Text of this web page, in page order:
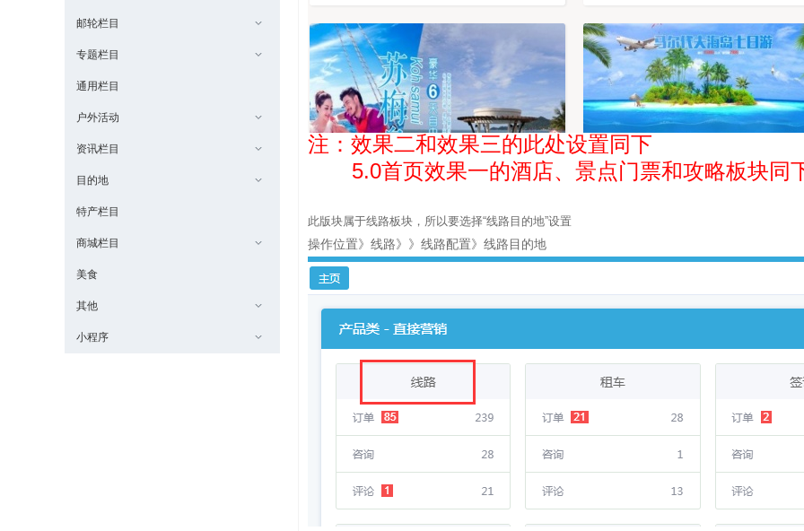
邮轮栏目
专题栏目
通用栏目
户外活动
资讯栏目
目的地
特产栏目
商城栏目
美食
其他
小程序
注：效果二和效果三的此处设置同下
5.0首页效果一的酒店、景点门票和攻略板块同
此版块属于线路板块，所以要选择“线路目的地”设置
操作位置》线路》》线路配置》线路目的地